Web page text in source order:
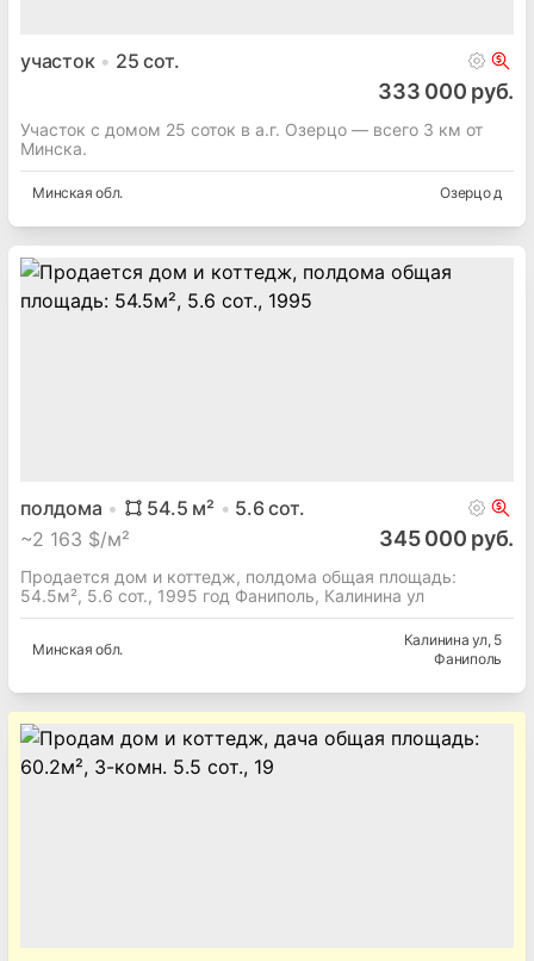
участок 25 сот.
333 000 руб.
Участок с домом 25 соток в а.г. Озерцо — всего 3 км от
Минска.
Минская обл. Озерцо д
полдома 54.5 м² 5.6сот.
~2 163 $/м² 345 000 руб.
Продается дом и коттедж, полдома общая площадь:
54.5м², 5.6 сот., 1995 год Фаниполь, Калинина ул
Минская обл.
Калинина ул, 5
Фаниполь